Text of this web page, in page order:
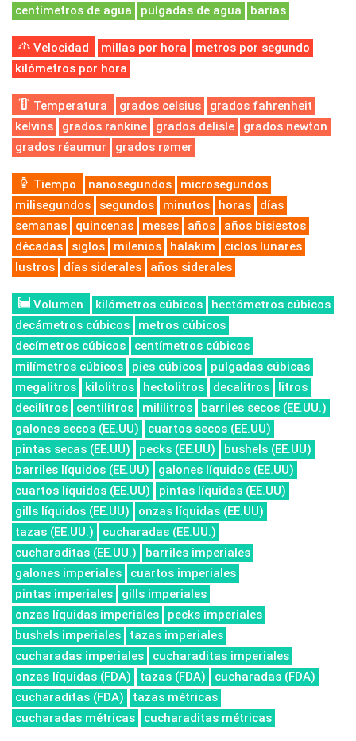
centímetros de agua
pulgadas de agua barias
Velocidad millas por hora
metros por segundo
kilómetros por hora
Temperatura grados celsius
grados fahrenheit
kelvins
grados rankine grados delisle
grados newton
grados réaumur
grados rømer
Tiempo nanosegundos
microsegundos
milisegundos
segundos minutos horas
días
semanas
quincenas meses años
años bisiestos
décadas
siglos milenios halakim
ciclos lunares
lustros
días siderales años siderales
Volumen kilómetros cúbicos
hectómetros cúbicos
decámetros cúbicos
metros cúbicos
decímetros cúbicos
centímetros cúbicos
milímetros cúbicos
pies cúbicos
pulgadas cúbicas
megalitros
kilolitros hectolitros decalitros
litros
decilitros
centilitros mililitros
barriles secos (EE.UU.)
galones secos (EE.UU)
cuartos secos (EE.UU)
pintas secas (EE.UU)
pecks (EE.UU)
bushels (EE.UU)
barriles líquidos (EE.UU)
galones líquidos (EE.UU)
cuartos líquidos (EE.UU)
pintas líquidas (EE.UU)
gills líquidos (EE.UU)
onzas líquidas (EE.UU)
tazas (EE.UU.)
cucharadas (EE.UU.)
cucharaditas (EE.UU.)
barriles imperiales
galones imperiales
cuartos imperiales
pintas imperiales
gills imperiales
onzas líquidas imperiales
pecks imperiales
bushels imperiales
tazas imperiales
cucharadas imperiales
cucharaditas imperiales
onzas líquidas (FDA)
tazas (FDA)
cucharadas (FDA)
cucharaditas (FDA)
tazas métricas
cucharadas métricas
cucharaditas métricas